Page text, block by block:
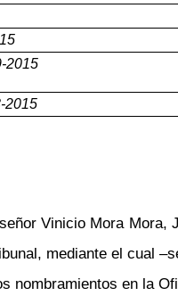
2015
2015
Vinicio Mora Mora,
mediante el cual –
nombramientos en la